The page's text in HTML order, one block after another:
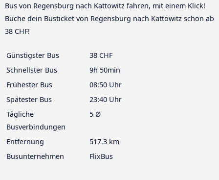
Bus von Regensburg nach Kattowitz fahren, mit einem Klick!
Buche dein Busticket von Regensburg nach Kattowitz schon ab
38 CHF!
Günstigster Bus
38 CHF
Schnellster Bus
9h 50min
Frühester Bus
08:50 Uhr
Spätester Bus
23:40 Uhr
Tägliche
Busverbindungen
5 Ø
Entfernung
517.3 km
Busunternehmen
FlixBus